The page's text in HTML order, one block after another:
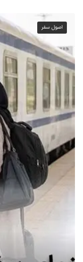
اصول سفر